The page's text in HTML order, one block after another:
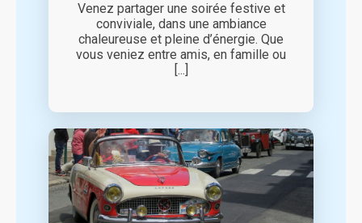
Venez partager une soirée festive et
conviviale, dans une ambiance
chaleureuse et pleine d’énergie. Que
vous veniez entre amis, en famille ou
[...]